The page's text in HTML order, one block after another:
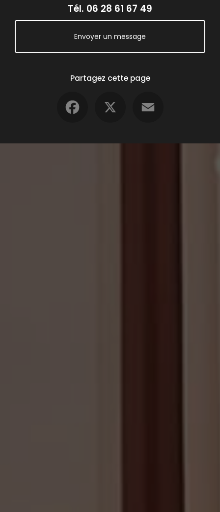
Tél. 06 28 61 67 49
Envoyer un message
Partagez cette page